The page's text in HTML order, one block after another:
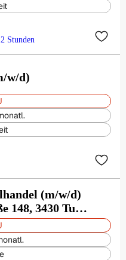
Stunden
w/d)
(m/w/d)
148, 3430 Tulln